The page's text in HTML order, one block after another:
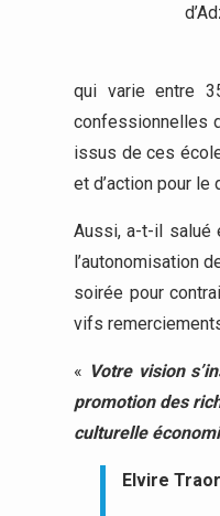
qui varie entre
confessionnelles
issus de ces
et d’action pour
Aussi, a-t-il salué
l’autonomisation
soirée pour
vifs
« Votre vision
promotion des
culturelle
Elvire